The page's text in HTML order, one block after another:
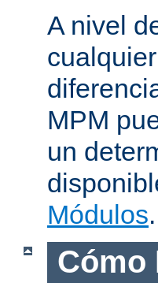
A nivel
MPM
un
Módulos.
Cómo